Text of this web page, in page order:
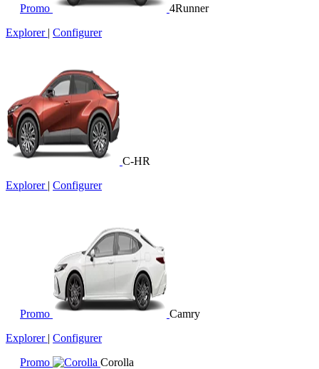
Promo
4Runner
Explorer | Configurer
C-HR
Explorer | Configurer
Promo
Camry
Explorer | Configurer
Promo
Corolla